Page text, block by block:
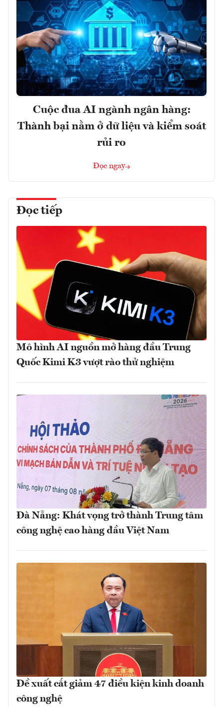
Cuộc đua AI ngành ngân hàng:
Thành bại nằm ở dữ liệu và kiểm soát
rủi ro
Đọc ngay
Đọc tiếp
Mô hình AI nguồn mở hàng đầu Trung
Quốc Kimi K3 vượt rào thử nghiệm
Đà Nẵng: Khát vọng trở thành Trung tâm
công nghệ cao hàng đầu Việt Nam
Đề xuất cắt giảm 47 điều kiện kinh doanh
công nghệ